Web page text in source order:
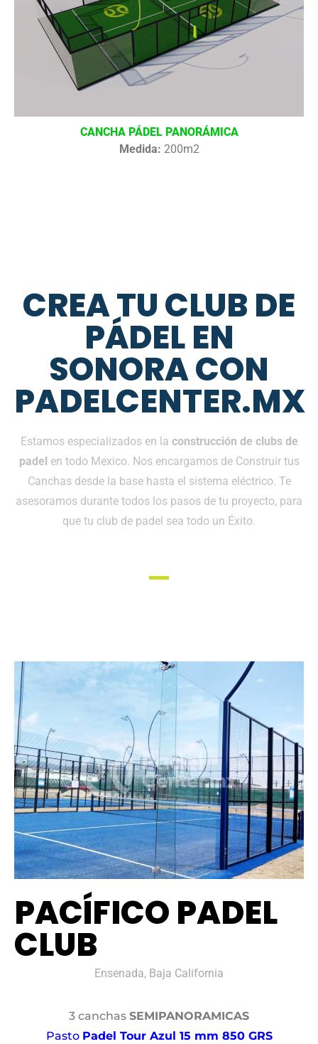
CANCHA PÁDEL PANORÁMICA
Medida: 200m2
CREA TU CLUB DE
PÁDEL EN
SONORA CON
PADELCENTER.MX
Estamos especializados en la construcción de clubs de
padel en todo Mexico. Nos encargamos de Construir tus
Canchas desde la base hasta el sistema eléctrico. Te
asesoramos durante todos los pasos de tu proyecto, para
que tu club de padel sea todo un Éxito.
PACÍFICO PADEL
CLUB
Ensenada, Baja California
3 canchas SEMIPANORAMICAS
Pasto Padel Tour Azul 15 mm 850 GRS